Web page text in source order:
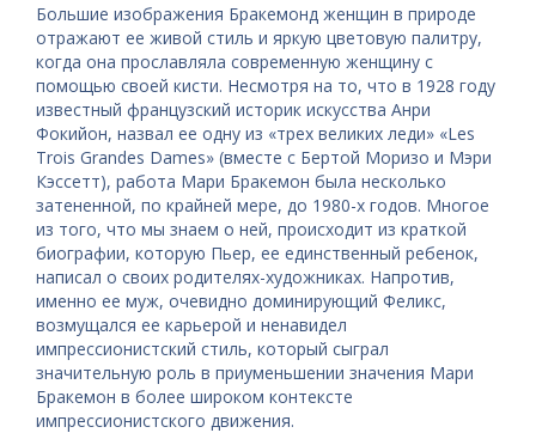
Большие изображения Бракемонд женщин в природе
отражают ее живой стиль и яркую цветовую палитру,
когда она прославляла современную женщину с
помощью своей кисти. Несмотря на то, что в 1928 году
известный французский историк искусства Анри
Фокийон, назвал ее одну из «трех великих леди» «Les
Trois Grandes Dames» (вместе с Бертой Моризо и Мэри
Кэссетт), работа Мари Бракемон была несколько
затененной, по крайней мере, до 1980-х годов. Многое
из того, что мы знаем о ней, происходит из краткой
биографии, которую Пьер, ее единственный ребенок,
написал о своих родителях-художниках. Напротив,
именно ее муж, очевидно доминирующий Феликс,
возмущался ее карьерой и ненавидел
импрессионистский стиль, который сыграл
значительную роль в приуменьшении значения Мари
Бракемон в более широком контексте
импрессионистского движения.